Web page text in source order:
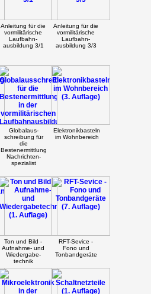
Anleitung für die
vormilitärische
Laufbahn-
ausbildung 3/1
Anleitung für die
vormilitärische
Laufbahn-
ausbildung 3/3
Globalaus-
schreibung für
die
Bestenermittlung
Nachrichten-
spezialist
Elektronikbasteln
im Wohnbereich
Ton und Bild -
Aufnahme- und
Wiedergabe-
technik
RFT-Sevice -
Fono und
Tonbandgeräte